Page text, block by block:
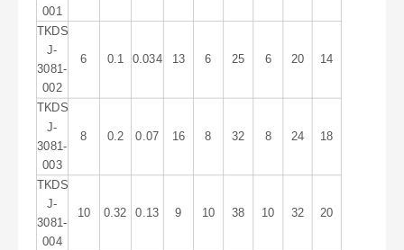
001
TKDS
J-
3081-
002
6 0.1 0.034 13 6 25 6 20 14
TKDS
J-
3081-
003
8 0.2 0.07 16 8 32 8 24 18
TKDS
J-
3081-
004
10 0.32 0.13 9 10 38 10 32 20